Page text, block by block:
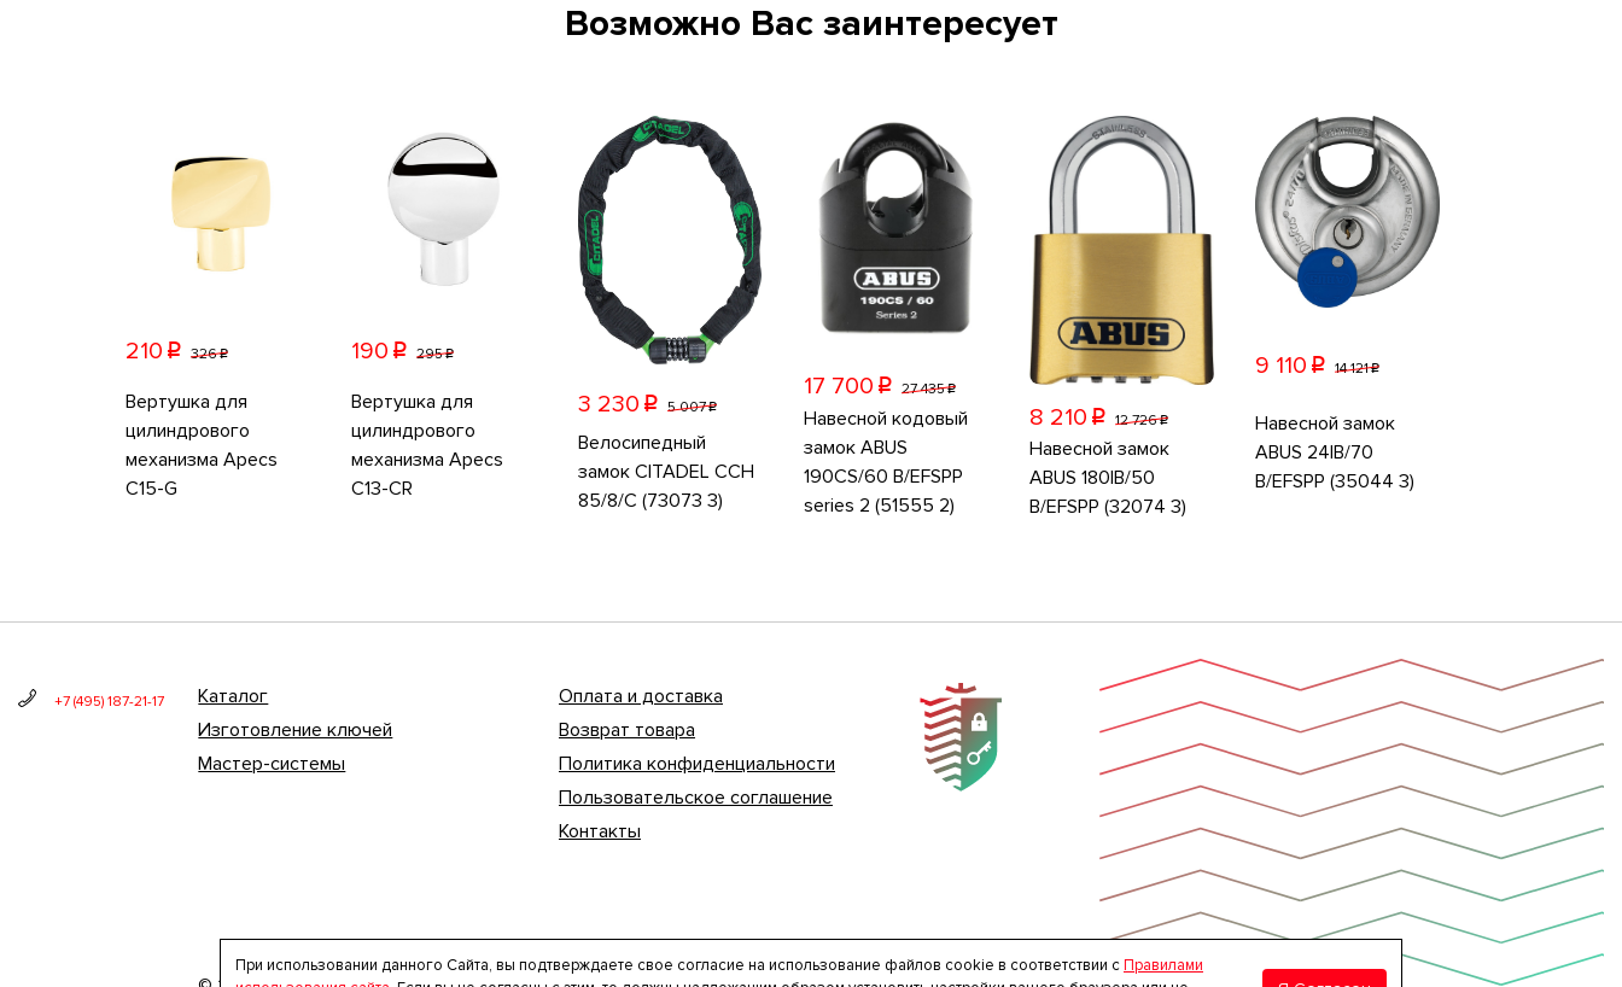
При использовании данного Сайта, вы подтверждаете свое согласие на использование файлов cookie в соответствии сПравилами
Возможно Вас заинтересует
210 p 326p
Вертушка для
цилиндрового
механизма Apecs
C15-G
190 p 295p
Вертушка для
цилиндрового
механизма Apecs
C13-CR
3 230 p 5 007p
Велосипедный
замок CITADEL CCH
85/8/C (73073 3)
17 700 p 27 435p
Навесной кодовый
замок ABUS
190CS/60 B/EFSPP
series 2 (51555 2)
8 210 p 12 726p
Навесной замок
ABUS 180IB/50
B/EFSPP (32074 3)
9 110 p 14 121p
Навесной замок
ABUS 24IB/70
B/EFSPP (35044 3)
+7 (495) 187-21-17
Каталог
Изготовление ключей
Мастер-системы
Оплата и доставка
Возврат товара
Политика конфиденциальности
Пользовательское соглашение
Контакты